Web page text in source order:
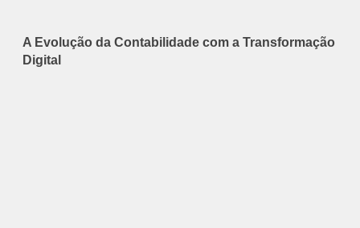
A Evolução da Contabilidade com a Transformação
Digital